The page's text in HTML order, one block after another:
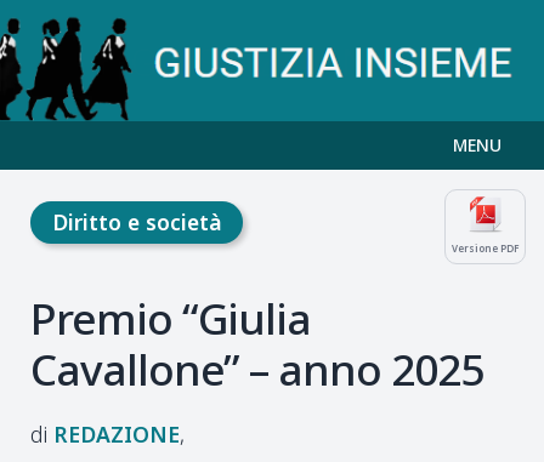
MENU
Versione PDF
Diritto e società
Premio “Giulia
Cavallone” – anno 2025
REDAZIONE